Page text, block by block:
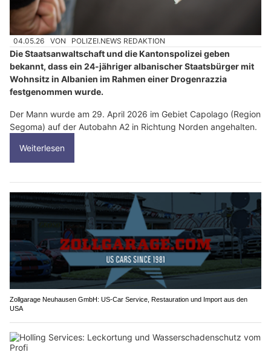
04.05.26 VON POLIZEI.NEWS REDAKTION
Die Staatsanwaltschaft und die Kantonspolizei geben
bekannt, dass ein 24-jähriger albanischer Staatsbürger mit
Wohnsitz in Albanien im Rahmen einer Drogenrazzia
festgenommen wurde.
Der Mann wurde am 29. April 2026 im Gebiet Capolago (Region
Segoma) auf der Autobahn A2 in Richtung Norden angehalten.
Weiterlesen
Zollgarage Neuhausen GmbH: US-Car Service, Restauration und Import aus den
USA